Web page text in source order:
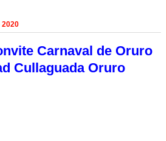
2020
Carnaval de Oruro
Cullaguada Oruro